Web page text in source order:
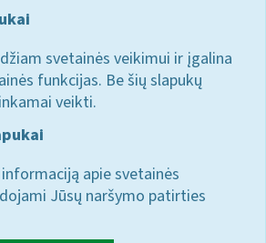
svetainės veikimui ir įgalina
funkcijas. Be šių slapukų
veikti.
apie svetainės
Jūsų naršymo patirties